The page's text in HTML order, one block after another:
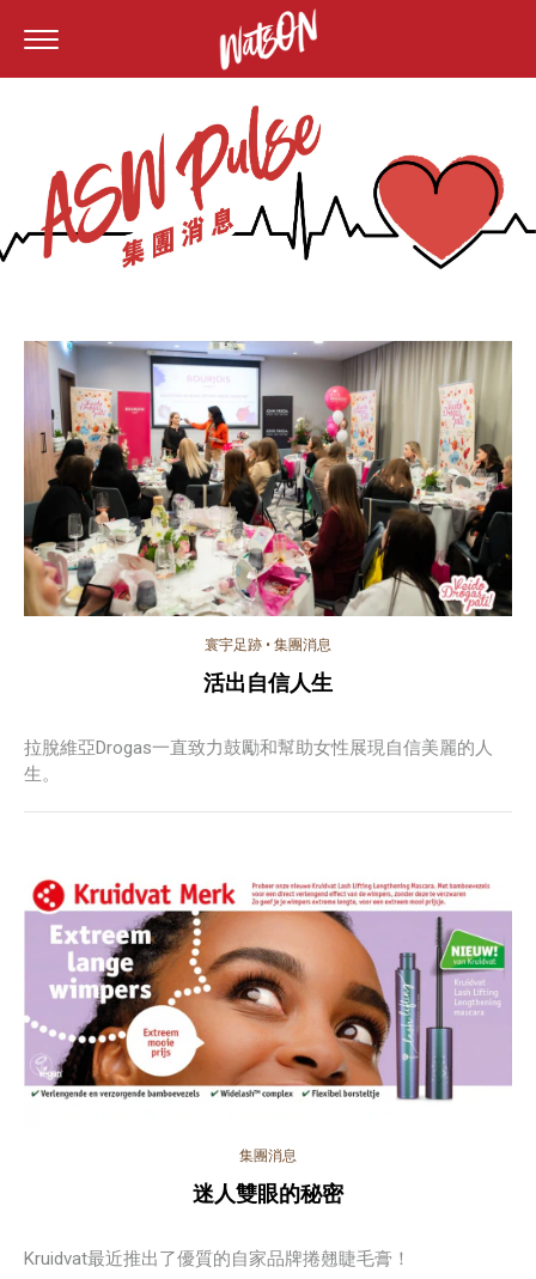
寰宇足跡 • 集團消息
活出自信人生
拉脫維亞Drogas一直致力鼓勵和幫助女性展現自信美麗的人
生。
集團消息
迷人雙眼的秘密
Kruidvat最近推出了優質的自家品牌捲翹睫毛膏！